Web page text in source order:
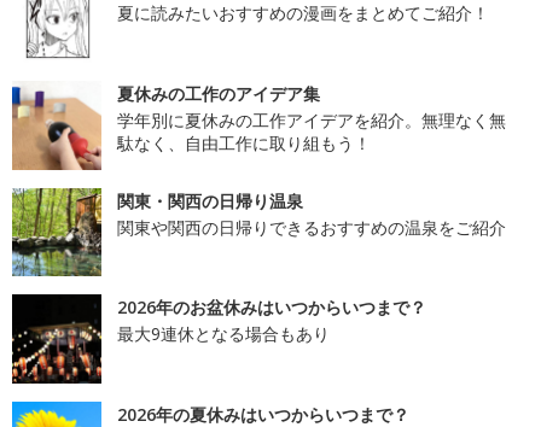
夏に読みたいおすすめの漫画をまとめてご紹介！
夏休みの工作のアイデア集
学年別に夏休みの工作アイデアを紹介。無理なく無
駄なく、自由工作に取り組もう！
関東・関西の日帰り温泉
関東や関西の日帰りできるおすすめの温泉をご紹介
2026年のお盆休みはいつからいつまで？
最大9連休となる場合もあり
2026年の夏休みはいつからいつまで？